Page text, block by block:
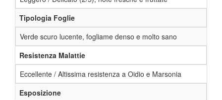
Tipologia Foglie
Verde scuro lucente, fogliame denso e molto sano
Resistenza Malattie
Eccellente / Altissima resistenza a Oidio e Marsonia
Esposizione